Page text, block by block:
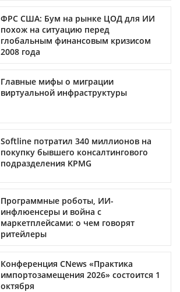
ФРС США: Бум на рынке ЦОД для ИИ
похож на ситуацию перед
глобальным финансовым кризисом
2008 года
Главные мифы о миграции
виртуальной инфраструктуры
Softline потратил 340 миллионов на
покупку бывшего консалтингового
подразделения KPMG
Программные роботы, ИИ-
инфлюенсеры и война с
маркетплейсами: о чем говорят
ритейлеры
Конференция CNews «Практика
импортозамещения 2026» состоится 1
октября